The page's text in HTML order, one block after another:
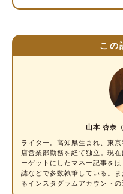
されることが重要
インスタグラムの
ォロワー獲得の4つ
STEP1.ホーム率
STEP2.投稿の保
STEP3.プロフィ
STEP4.プロフィ
インスタグラムの
この
山本 杏奈
ライター
。高知県生まれ、東
店営業部勤務を経て独立。現
ーゲットにしたマネー記事を
誌などで多数執筆している。
るインスタグラムアカウントの